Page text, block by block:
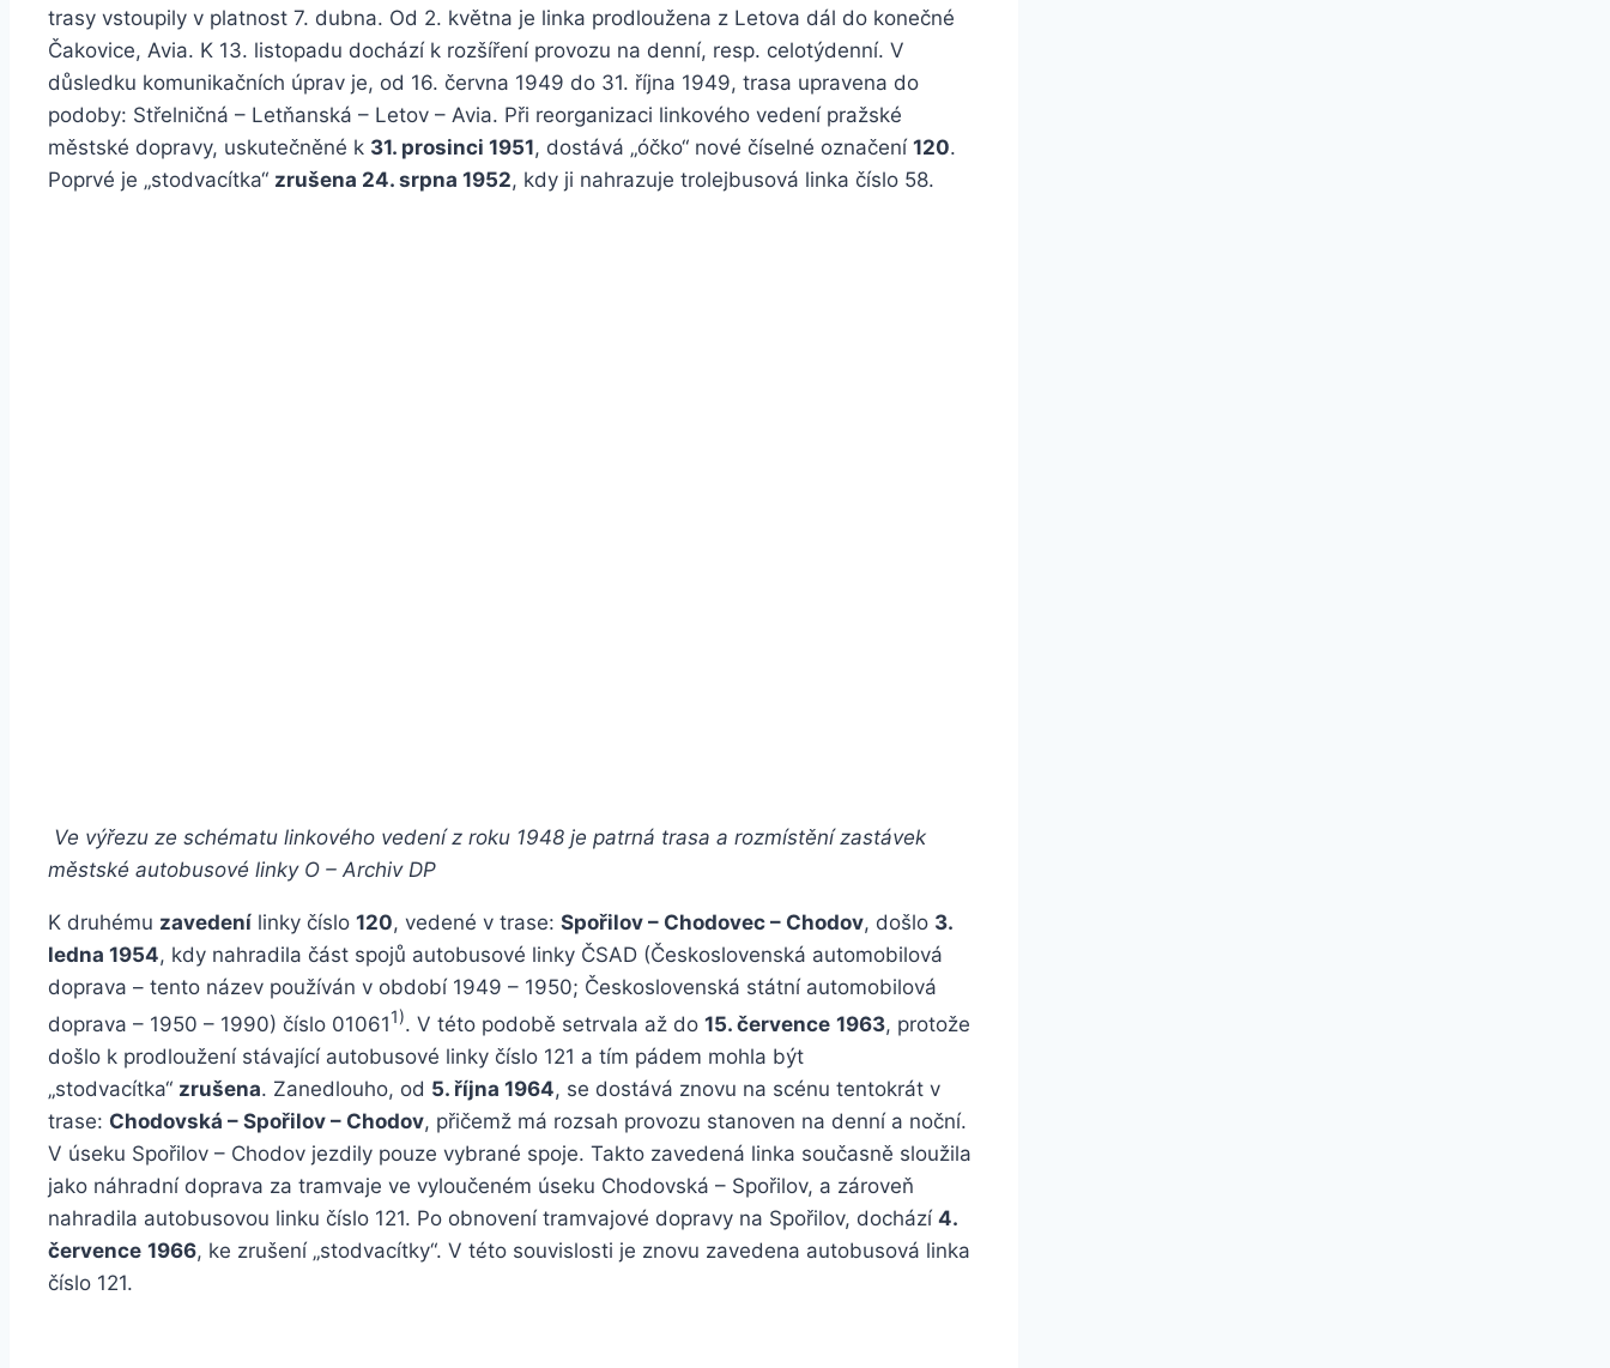
trasy vstoupily v platnost 7. dubna. Od 2. května je linka prodloužena z Letova dál do konečné
Čakovice, Avia. K 13. listopadu dochází k rozšíření provozu na denní, resp. celotýdenní. V
důsledku komunikačních úprav je, od 16. června 1949 do 31. října 1949, trasa upravena do
podoby: Střelničná – Letňanská – Letov – Avia. Při reorganizaci linkového vedení pražské
městské dopravy, uskutečněné k 31. prosinci 1951, dostává „óčko“ nové číselné označení 120.
Poprvé je „stodvacítka“ zrušena 24. srpna 1952, kdy ji nahrazuje trolejbusová linka číslo 58.
Ve výřezu ze schématu linkového vedení z roku 1948 je patrná trasa a rozmístění zastávek
městské autobusové linky O – Archiv DP
K druhému zavedení linky číslo 120, vedené v trase: Spořilov – Chodovec – Chodov, došlo 3.
ledna 1954, kdy nahradila část spojů autobusové linky ČSAD (Československá automobilová
doprava – tento název používán v období 1949 – 1950; Československá státní automobilová
doprava – 1950 – 1990) číslo 010611). V této podobě setrvala až do 15. července 1963, protože
došlo k prodloužení stávající autobusové linky číslo 121 a tím pádem mohla být
„stodvacítka“ zrušena. Zanedlouho, od 5. října 1964, se dostává znovu na scénu tentokrát v
trase: Chodovská – Spořilov – Chodov, přičemž má rozsah provozu stanoven na denní a noční.
V úseku Spořilov – Chodov jezdily pouze vybrané spoje. Takto zavedená linka současně sloužila
jako náhradní doprava za tramvaje ve vyloučeném úseku Chodovská – Spořilov, a zároveň
nahradila autobusovou linku číslo 121. Po obnovení tramvajové dopravy na Spořilov, dochází 4.
července 1966, ke zrušení „stodvacítky“. V této souvislosti je znovu zavedena autobusová linka
číslo 121.